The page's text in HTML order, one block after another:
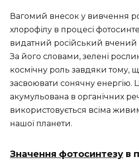
Вагомий внесок у вивчення
хлорофілу в процесі
видатний російський вчений
За його словами, зелені
космічну роль завдяки тому,
засвоювати сонячну енергію.
акумульована в органічних
використовується всіма
нашої планети.
Значення фотосинтезу в